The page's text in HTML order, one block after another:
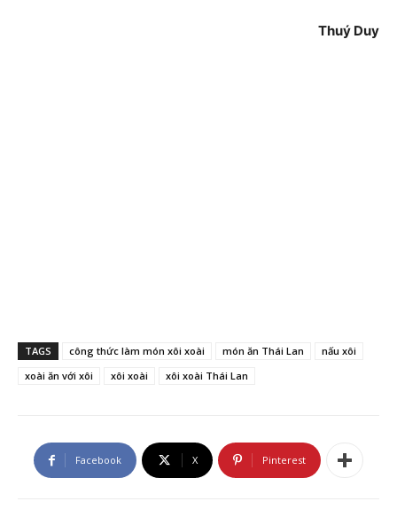
Thuý Duy
TAGS công thức làm món xôi xoài món ăn Thái Lan
nấu xôi
xoài ăn với xôi
xôi xoài xôi xoài Thái Lan
Facebook X Pinterest